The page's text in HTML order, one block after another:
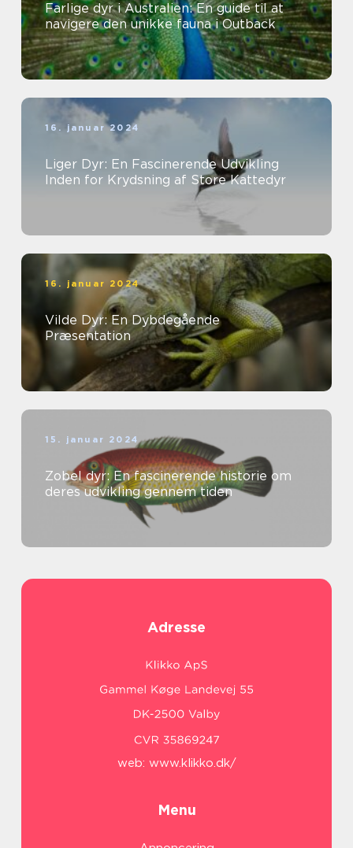
Farlige dyr i Australien: En guide til at
navigere den unikke fauna i Outback
16. januar 2024
Liger Dyr: En Fascinerende Udvikling
Inden for Krydsning af Store Kattedyr
16. januar 2024
Vilde Dyr: En Dybdegående
Præsentation
15. januar 2024
Zobel dyr: En fascinerende historie om
deres udvikling gennem tiden
Adresse
web: www.klikko.dk/
Menu